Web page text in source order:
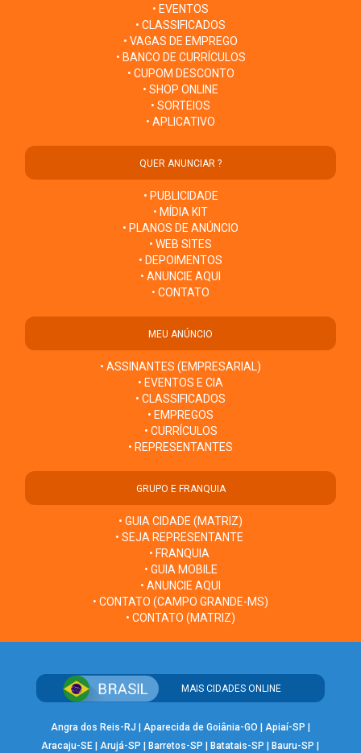
• EVENTOS
• CLASSIFICADOS
• VAGAS DE EMPREGO
• BANCO DE CURRÍCULOS
• CUPOM DESCONTO
• SHOP ONLINE
• SORTEIOS
• APLICATIVO
QUER ANUNCIAR ?
• PUBLICIDADE
• MÍDIA KIT
• PLANOS DE ANÚNCIO
• WEB SITES
• DEPOIMENTOS
• ANUNCIE AQUI
• CONTATO
MEU ANÚNCIO
• ASSINANTES (EMPRESARIAL)
• EVENTOS E CIA
• CLASSIFICADOS
• EMPREGOS
• CURRÍCULOS
• REPRESENTANTES
GRUPO E FRANQUIA
• GUIA CIDADE (MATRIZ)
• SEJA REPRESENTANTE
• FRANQUIA
• GUIA MOBILE
• ANUNCIE AQUI
• CONTATO (CAMPO GRANDE-MS)
• CONTATO (MATRIZ)
MAIS CIDADES ONLINE
Angra dos Reis-RJ Aparecida de Goiânia-GO Apiaí-SP
Aracaju-SE |Arujá-SP Barretos-SP Batatais-SP Bauru-SP